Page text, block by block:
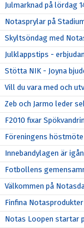
Julmarknad på lördag
Notasprylar på
Skyltsöndag med
Julklappstips -
Stötta NIK - Joyna
Vill du vara med och
Zeb och Jarmo leder
F2010 fixar
Föreningens
Innebandylagen är
Fotbollens
Välkommen på
Finfina Notasprodukter
Notas Loopen startar